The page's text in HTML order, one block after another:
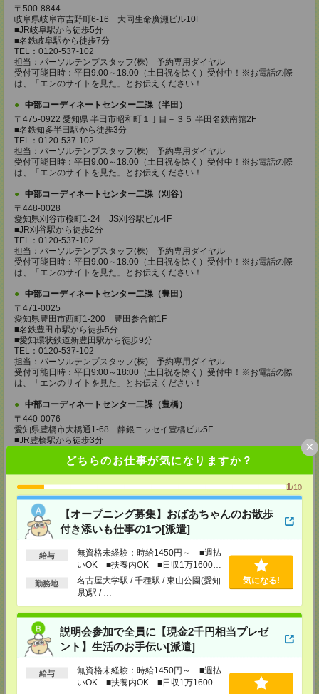
どちらのお仕事が気になりますか？
1/10
【オープニング募集】おばあちゃんのお散歩
付き添いも仕事の1つ[派遣]
給与
無資格未経験：時給1450円～ ■週払
いOK ■扶養内OK ■日収1万1600円
以上
勤務地
名古屋大学駅 / 千種駅 / 東山公園(愛知
県)駅 / …
気になる!
説明会参加で全員に【現金2千円相当プレゼ
ント】生活のお手伝い[派遣]
給与
無資格未経験：時給1450円～ ■週払
いOK ■扶養内OK ■日収1万1600円
×
〒500-8844
岐阜県岐阜市吉野町6-16 大同生命廣瀬ビル10F
■JR岐阜駅から徒歩5分
■名鉄岐阜駅から徒歩7分
TEL：0120-537-102
担当：パーソルテンプスタッフ(株) 予約専用ダイヤル
受付可能日時：平日9:00～18:00（土日祝を除く）受付中！※お電話の際
は、「エンのサイトを見た」とお伝えください！
中部コーディネートセンター二課（半田）
〒475-0922 愛知県 半田市昭和町１丁目－３５ 半田名鉄南館2F
■名鉄知多半田駅から徒歩3分
TEL：0120-537-102
担当：パーソルテンプスタッフ(株) 予約専用ダイヤル
受付可能日時：平日9:00～18:00（土日祝を除く）受付中！※お電話の際
は、「エンのサイトを見た」とお伝えください！
中部コーディネートセンター二課（刈谷）
〒448-0028
愛知県刈谷市桜町1-24 JS刈谷駅ビル4F
■JR刈谷駅から徒歩2分
TEL：0120-537-102
担当：パーソルテンプスタッフ(株) 予約専用ダイヤル
受付可能日時：平日9:00～18:00（土日祝を除く）受付中！※お電話の際
は、「エンのサイトを見た」とお伝えください！
中部コーディネートセンター二課（豊田）
〒471-0025
愛知県豊田市西町1-200 豊田参合館1F
■名鉄豊田市駅から徒歩5分
■愛知環状鉄道新豊田駅から徒歩9分
TEL：0120-537-102
担当：パーソルテンプスタッフ(株) 予約専用ダイヤル
受付可能日時：平日9:00～18:00（土日祝を除く）受付中！※お電話の際
は、「エンのサイトを見た」とお伝えください！
中部コーディネートセンター二課（豊橋）
〒440-0076
愛知県豊橋市大橋通1-68 静銀ニッセイ豊橋ビル5F
■JR豊橋駅から徒歩3分
担当：パーソルテンプスタッフ(株) 予約専用ダイヤル
受付可能日時：平日9:00～18:00（土日祝を除く）受付中！※お電話の際
は、「エンのサイトを見た」とお伝えください！
中部コーディネートセンター二課（岡崎）
〒444-0043 愛知県 岡崎市唐沢町11-5 第一生命・三井住友海上岡崎ビル
■名鉄東岡崎駅から徒歩3分
TEL：0120-537-102
担当：パーソルテンプスタッフ(株) 予約専用ダイヤル
受付可能日時：平日9:00～18:00（土日祝を除く）受付中！※お電話の際
は、「エンのサイトを見た」とお伝えください！
静岡コーディネートセンター（浜松）
〒436-0056
浜松市中区板屋町111-2 浜松アクトタワー11F
■JR浜松駅から徒歩5分
TEL：0120-537-102
受付可能日時：平日9:00～18:00（土日祝を除く）受付中！※お電話の際
は、「エンのサイトを見た」とお伝えください！